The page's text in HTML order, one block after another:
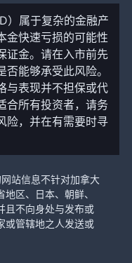
）属于复杂的金融产
金快速亏损的可能性
证金。请在入市前先
能够承受此风险。
与表现并不担保或代
合所有投资者，请务
险，并在有需要时寻
站信息不针对加拿大
区、日本、朝鲜、
且不向身处与发布或
或管辖地之人发送或